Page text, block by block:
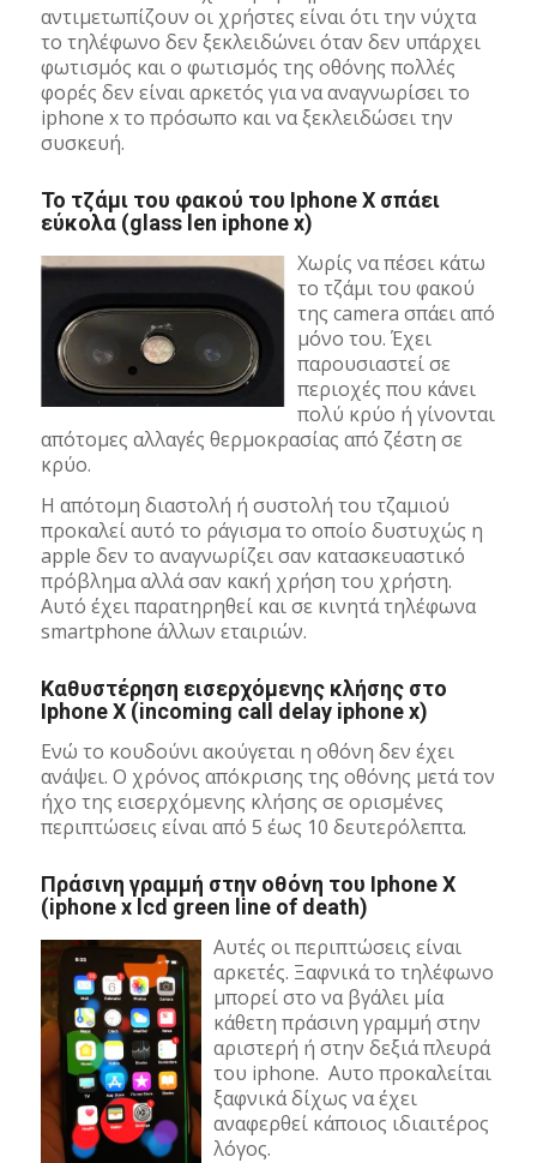
αντιμετωπίζουν οι χρήστες είναι ότι την νύχτα
το τηλέφωνο δεν ξεκλειδώνει όταν δεν υπάρχει
φωτισμός και ο φωτισμός της οθόνης πολλές
φορές δεν είναι αρκετός για να αναγνωρίσει το
iphone x το πρόσωπο και να ξεκλειδώσει την
συσκευή.
Το τζάμι του φακού του Iphone X σπάει
εύκολα (glass len iphone x)
Χωρίς να πέσει κάτω
το τζάμι του φακού
της camera σπάει από
μόνο του. Έχει
παρουσιαστεί σε
περιοχές που κάνει
πολύ κρύο ή γίνονται
απότομες αλλαγές θερμοκρασίας από ζέστη σε
κρύο.
Η απότομη διαστολή ή συστολή του τζαμιού
προκαλεί αυτό το ράγισμα το οποίο δυστυχώς η
apple δεν το αναγνωρίζει σαν κατασκευαστικό
πρόβλημα αλλά σαν κακή χρήση του χρήστη.
Αυτό έχει παρατηρηθεί και σε κινητά τηλέφωνα
smartphone άλλων εταιριών.
Καθυστέρηση εισερχόμενης κλήσης στο
Iphone X (incoming call delay iphone x)
Ενώ το κουδούνι ακούγεται η οθόνη δεν έχει
ανάψει. Ο χρόνος απόκρισης της οθόνης μετά τον
ήχο της εισερχόμενης κλήσης σε ορισμένες
περιπτώσεις είναι από 5 έως 10 δευτερόλεπτα.
Πράσινη γραμμή στην οθόνη του Iphone X
(iphone x lcd green line of death)
Αυτές οι περιπτώσεις είναι
αρκετές. Ξαφνικά το τηλέφωνο
μπορεί στο να βγάλει μία
κάθετη πράσινη γραμμή στην
αριστερή ή στην δεξιά πλευρά
του iphone. Aυτο προκαλείται
ξαφνικά δίχως να έχει
αναφερθεί κάποιος ιδιαιτέρος
λόγος.